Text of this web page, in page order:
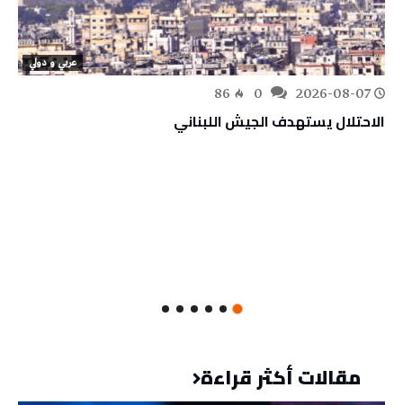
عربي و دولي
2026-08-07
86
الاحتلال يستهدف الجيش اللبناني
مقالات أكثر قراءة